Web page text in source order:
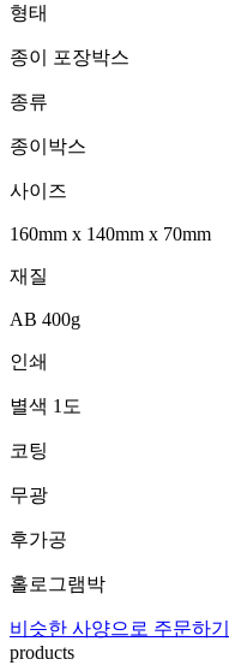
형태
종이 포장박스
종류
종이박스
사이즈
160mm x 140mm x 70mm
재질
AB 400g
인쇄
별색 1도
코팅
무광
후가공
홀로그램박
비슷한 사양으로 주문하기
products